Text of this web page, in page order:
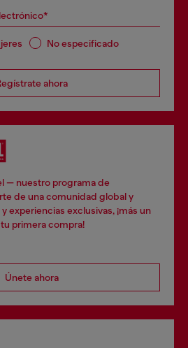
No especificado
ahora
— nuestro programa de
de una comunidad global y
experiencias exclusivas, ¡más un
primera compra!
Únete ahora